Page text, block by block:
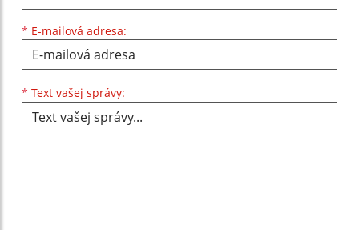
* E-mailová adresa:
* Text vašej správy: